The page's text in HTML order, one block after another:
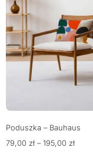
Poduszka – Bauhaus
79,00 zł – 195,00 zł